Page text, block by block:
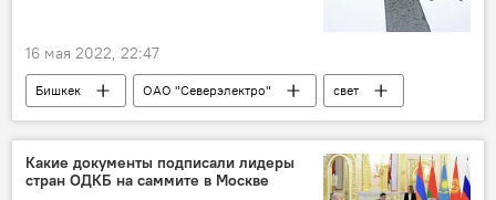
16 мая 2022, 22:47
Бишкек ОАО "Северэлектро"
свет
отключение
район электричество
Какие документы подписали лидеры
стран ОДКБ на саммите в Москве